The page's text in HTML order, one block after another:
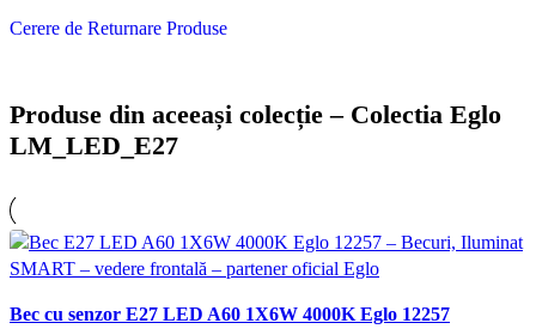
Cerere de Returnare Produse
Produse din aceeași colecție – Colectia Eglo
LM_LED_E27
Bec cu senzor E27 LED A60 1X6W 4000K Eglo 12257